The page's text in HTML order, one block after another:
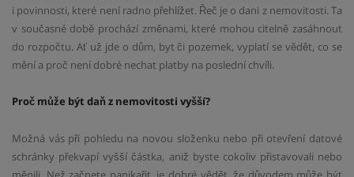
i povinnosti, které není radno přehlížet. Řeč je o dani z nemovitosti. Ta
v současné době prochází změnami, které mohou citelně zasáhnout
do rozpočtu. Ať už jde o dům, byt či pozemek, vyplatí se vědět, co se
mění a proč není dobré nechat platby na poslední chvíli.
Proč může být daň z nemovitosti vyšší?
Možná vás při pohledu na novou složenku nebo při otevření datové
schránky překvapí vyšší částka, aniž byste cokoliv přistavovali nebo